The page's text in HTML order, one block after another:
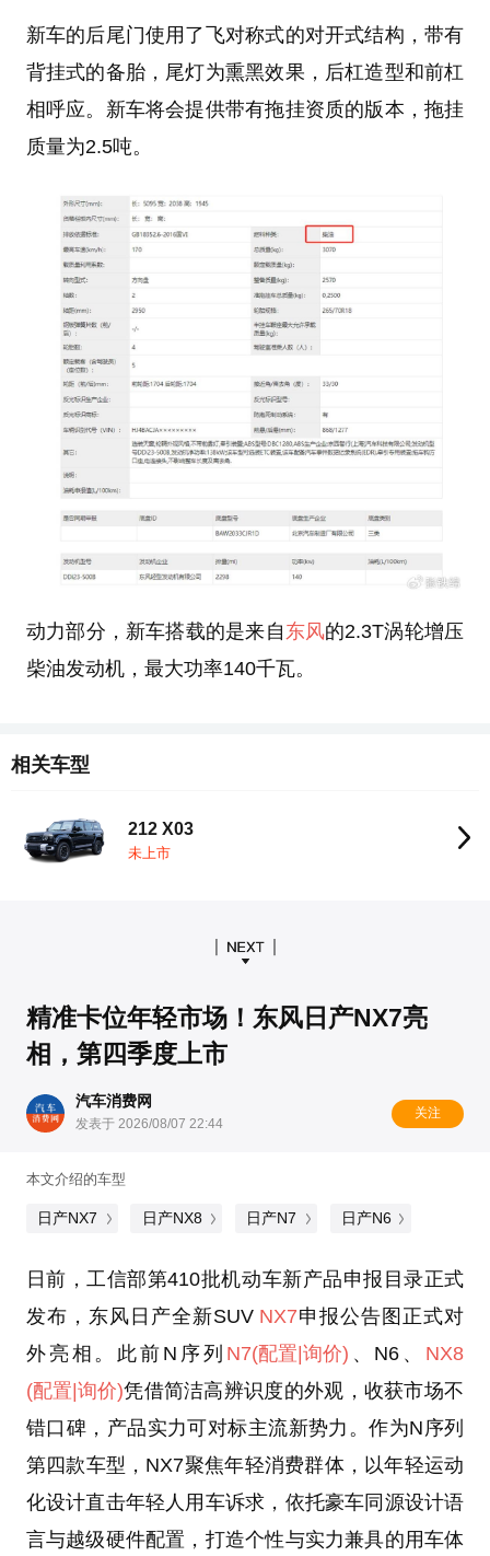
新车的后尾门使用了飞对称式的对开式结构，带有
背挂式的备胎，尾灯为熏黑效果，后杠造型和前杠
相呼应。新车将会提供带有拖挂资质的版本，拖挂
质量为2.5吨。
动力部分，新车搭载的是来自 东风的2.3T涡轮增压
柴油发动机，最大功率140千瓦。
相关车型
212 X03
未上市
精准卡位年轻市场！东风日产NX7亮
相，第四季度上市
汽车消费网
发表于 2026/08/07 22:44
关注
本文介绍的车型
日产NX7 日产NX8 日产N7 日产N6
日前，工信部第410批机动车新产品申报目录正式
发布，东风日产全新SUV NX7申报公告图正式对
外亮相。此前N序列 N7(配置|询价) 、N6、 NX8
(配置|询价)凭借简洁高辨识度的外观，收获市场不
错口碑，产品实力可对标主流新势力。作为N序列
第四款车型，NX7聚焦年轻消费群体，以年轻运动
化设计直击年轻人用车诉求，依托豪车同源设计语
言与越级硬件配置，打造个性与实力兼具的用车体